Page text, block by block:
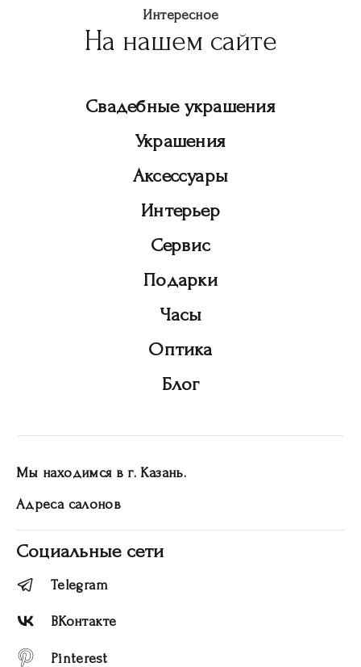
Интересное
На нашем сайте
Свадебные украшения
Украшения
Аксессуары
Интерьер
Сервис
Подарки
Часы
Оптика
Блог
Мы находимся в г. Казань.
Адреса салонов
Социальные сети
Telegram
ВКонтакте
Pinterest